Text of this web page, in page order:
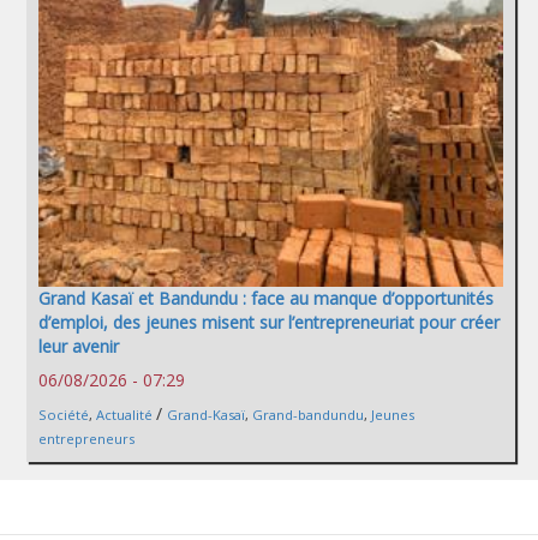
Grand Kasaï et Bandundu : face au manque d’opportunités
d’emploi, des jeunes misent sur l’entrepreneuriat pour créer
leur avenir
06/08/2026 - 07:29
Société, Actualité / Grand-Kasaï, Grand-bandundu, Jeunes
entrepreneurs